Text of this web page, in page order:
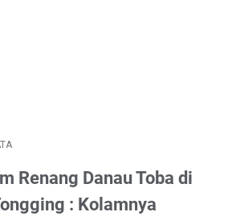
Renang Danau Toba di
: Kolamnya